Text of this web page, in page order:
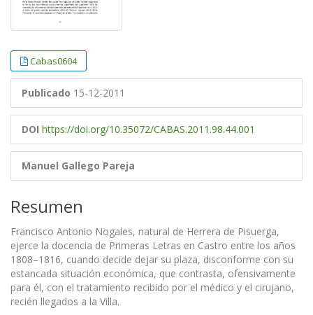
Cabas0604
Publicado 15-12-2011
DOI https://doi.org/10.35072/CABAS.2011.98.44.001
Manuel Gallego Pareja
Resumen
Francisco Antonio Nogales, natural de Herrera de Pisuerga,
ejerce la docencia de Primeras Letras en Castro entre los años
1808–1816, cuando decide dejar su plaza, disconforme con su
estancada situación económica, que contrasta, ofensivamente
para él, con el tratamiento recibido por el médico y el cirujano,
recién llegados a la Villa.